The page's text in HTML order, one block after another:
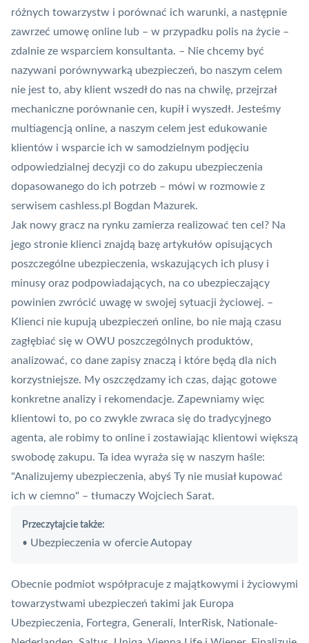
różnych towarzystw i porównać ich warunki, a następnie
zawrzeć umowę online lub – w przypadku polis na życie –
zdalnie ze wsparciem konsultanta. – Nie chcemy być
nazywani porównywarką ubezpieczeń, bo naszym celem
nie jest to, aby klient wszedł do nas na chwilę, przejrzał
mechaniczne porównanie cen, kupił i wyszedł. Jesteśmy
multiagencją online, a naszym celem jest edukowanie
klientów i wsparcie ich w samodzielnym podjęciu
odpowiedzialnej decyzji co do zakupu ubezpieczenia
dopasowanego do ich potrzeb – mówi w rozmowie z
serwisem cashless.pl Bogdan Mazurek.
Jak nowy gracz na rynku zamierza realizować ten cel? Na
jego stronie klienci znajdą bazę artykułów opisujących
poszczególne ubezpieczenia, wskazujących ich plusy i
minusy oraz podpowiadających, na co ubezpieczający
powinien zwrócić uwagę w swojej sytuacji życiowej. –
Klienci nie kupują ubezpieczeń online, bo nie mają czasu
zagłębiać się w OWU poszczególnych produktów,
analizować, co dane zapisy znaczą i które będą dla nich
korzystniejsze. My oszczędzamy ich czas, dając gotowe
konkretne analizy i rekomendacje. Zapewniamy więc
klientowi to, po co zwykle zwraca się do tradycyjnego
agenta, ale robimy to online i zostawiając klientowi większą
swobodę zakupu. Ta idea wyraża się w naszym haśle:
"Analizujemy ubezpieczenia, abyś Ty nie musiał kupować
ich w ciemno" – tłumaczy Wojciech Sarat.
Przeczytajcie także:
• Ubezpieczenia w ofercie Autopay
Obecnie podmiot współpracuje z majątkowymi i życiowymi
towarzystwami ubezpieczeń takimi jak Europa
Ubezpieczenia, Fortegra, Generali, InterRisk, Nationale-